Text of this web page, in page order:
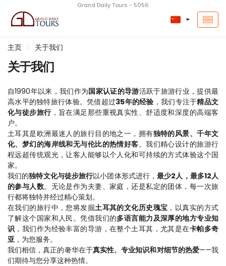
Grand Daily Tours - 5056
主页 关于我们
关于我们
自1990年以来，我们作为国家认证的导游活跃于旅游行业，提供最
高水平的独特旅行体验。凭借超过35年的经验 ，我们专注于精品文
化与徒步旅行，旨在满足那些重视真实性、舒适度和深度的高端客
户。
土耳其是欧洲最迷人的旅行目的地之一，拥有独特的风景、千年文
化、梦幻的海岸线和无与伦比的热情好客。我们精心设计的旅游行
程远超传统观光，让客人能够以个人化和可持续的方式体验这个国
家。
我们的独特文化与徒步旅行以小团体形式进行，最少2人，最多12人
的参与人数。无论是作为夫妻、家庭，还是私定的团体，每一次旅
行都将独特并经过精心策划。
在我们的旅行中，您将发掘土耳其的文化历史瑰宝 ，以真实的方式
了解这个国家和人民。凭借我们的多语言能力及深厚的地方专业知
识，我们作为经验丰富的导游，在整个土耳其，尤其是在卡帕多奇
亚 ，为您服务。
我们相信，真正的奢华在于真实性、专业知识和对细节的热爱——我
们期待与您分享这种热情。